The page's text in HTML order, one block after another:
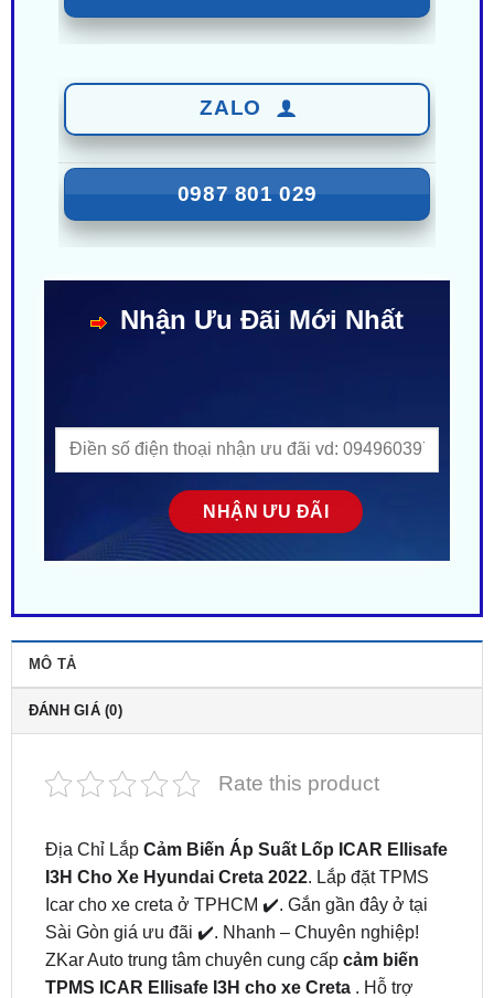
0987 801 029
ĐÁNH GIÁ (0)
Địa Chỉ Lắp
Cảm Biến Áp Suất Lốp ICAR Ellisafe
Icar cho xe creta ở TPHCM ✔️. Gắn gần đây ở tại
Sài Gòn giá ưu đãi ✔️. Nhanh – Chuyên nghiệp!
ZKar Auto trung tâm chuyên cung cấpcảm biến
TPMS ICAR Ellisafe I3H cho xe Creta. Hỗ trợ
khách hãng trọn đời. Liên hệ ngay
0949.603.979hoặc0987.801.029để được hỗ trợ